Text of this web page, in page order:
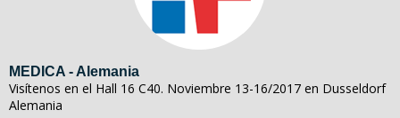
MEDICA - Alemania
Visítenos en el Hall 16 C40. Noviembre 13-16/2017 en Dusseldorf
Alemania